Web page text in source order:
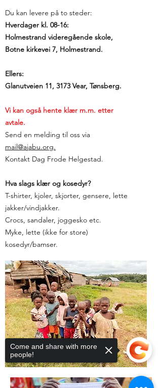
Du kan levere på to steder:
Hverdager kl. 08-16:
Holmestrand videregående skole,
Botne kirkevei 7, Holmestrand.
Ellers:
Glanutveien 11, 3173 Vear, Tønsberg.
Vi kan også hente klær m.m. etter
avtale.
Send en melding til oss via
mail@ajabu.org.
Kontakt Dag Frode Helgestad.
Hva slags klær og kosedyr?
T-shirter, kjoler, skjorter, gensere, lette
jakker/vindjakker.
Crocs, sandaler, joggesko etc.
Myke, lette (ikke for store)
kosedyr/bamser.
Come and share with more
people!